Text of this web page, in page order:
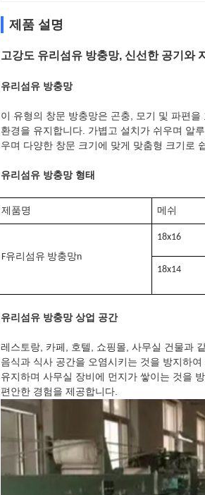
제품 설명
고강도 유리섬유 방충망, 신선한 공기와
유리섬유 방충망
이 유형의 창문 방충망은 곤충, 모기 및 파편
환경을 유지합니다. 가볍고 설치가 쉬우며 알
우며 다양한 창문 크기에 맞게 맞춤형 크기로
유리섬유 방충망 형태
제품명 메쉬
F유리섬유 방충망n
18x16
18x14
유리섬유 방충망 상업 공간
레스토랑, 카페, 호텔, 쇼핑몰, 사무실 건물과
음식과 식사 공간을 오염시키는 것을 방지하
유지하며 사무실 장비에 먼지가 쌓이는 것을
편안한 경험을 제공합니다.